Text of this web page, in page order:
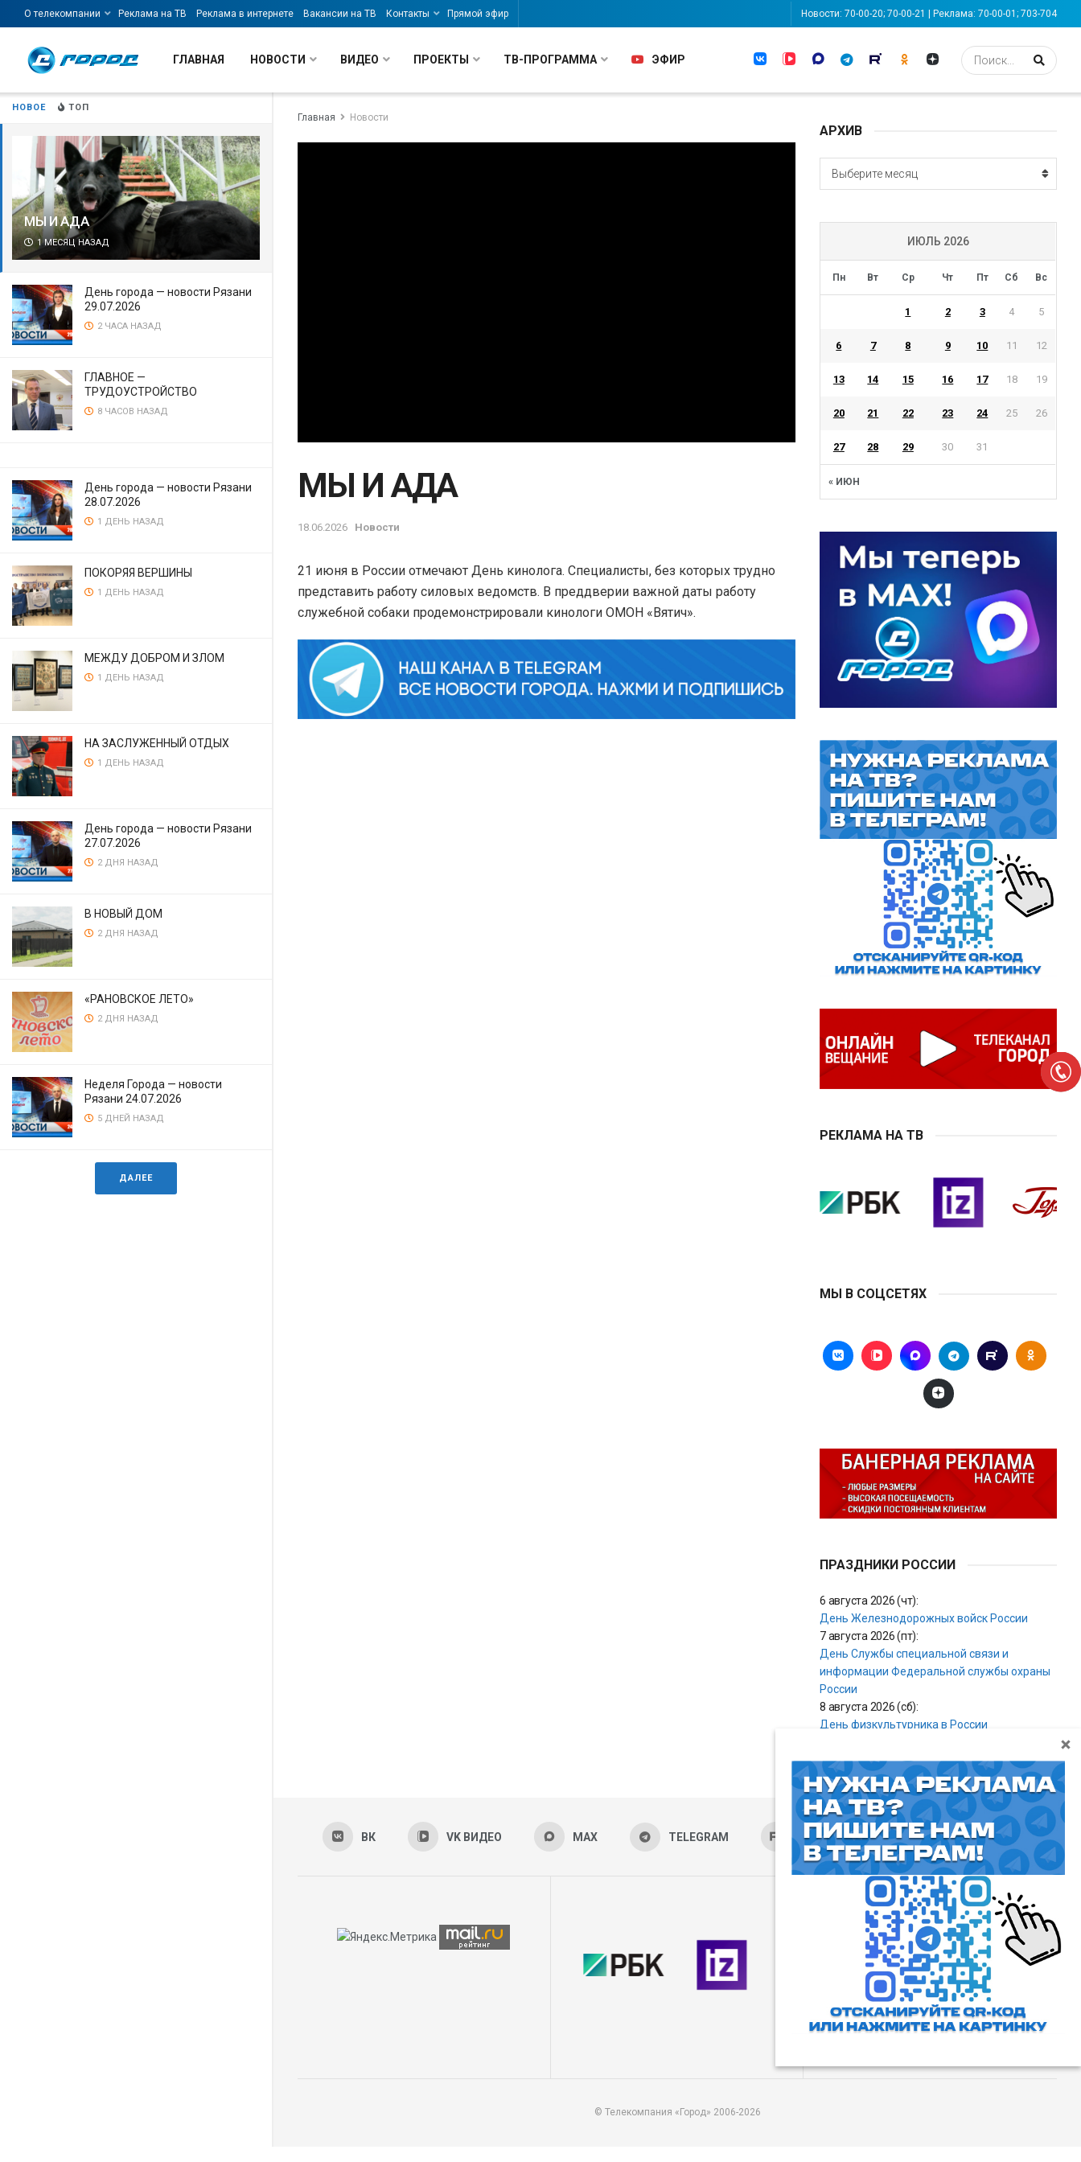
НОВОЕ ТОП
МЫ И АДА
1 МЕСЯЦ НАЗАД
День города — новости Рязани
29.07.2026
2 ЧАСА НАЗАД
ГЛАВНОЕ —
ТРУДОУСТРОЙСТВО
8 ЧАСОВ НАЗАД
День города — новости Рязани
28.07.2026
1 ДЕНЬ НАЗАД
ПОКОРЯЯ ВЕРШИНЫ
1 ДЕНЬ НАЗАД
МЕЖДУ ДОБРОМ И ЗЛОМ
1 ДЕНЬ НАЗАД
НА ЗАСЛУЖЕННЫЙ ОТДЫХ
1 ДЕНЬ НАЗАД
День города — новости Рязани
27.07.2026
2 ДНЯ НАЗАД
В НОВЫЙ ДОМ
2 ДНЯ НАЗАД
«РАНОВСКОЕ ЛЕТО»
2 ДНЯ НАЗАД
Неделя Города — новости
Рязани 24.07.2026
5 ДНЕЙ НАЗАД
ДАЛЕЕ
О телекомпании Реклама на ТВ Реклама в интернете Вакансии на ТВ Контакты Прямой эфир Новости: 70-00-20; 70-00-21 | Реклама: 70-00-01; 703-704
ГЛАВНАЯ НОВОСТИ ВИДЕО ПРОЕКТЫ ТВ-ПРОГРАММА ЭФИР
Главная Новости
МЫ И АДА
18.06.2026 Новости
21 июня в России отмечают День кинолога. Специалисты, без которых трудно
представить работу силовых ведомств. В преддверии важной даты работу
служебной собаки продемонстрировали кинологи ОМОН «Вятич».
АРХИВ
АРХИВ
Выберите месяц
ИЮЛЬ 2026
Пн Вт Ср Чт Пт Сб Вс
« ИЮН
1 2 3 4 5
6 7 8 9 10 11 12
13 14 15 16 17 18 19
20 21 22 23 24 25 26
27 28 29 30 31
РЕКЛАМА НА ТВ
МЫ В СОЦСЕТЯХ
ПРАЗДНИКИ РОССИИ
6 августа 2026 (чт):
День Железнодорожных войск России
7 августа 2026 (пт):
День Службы специальной связи и
информации Федеральной службы охраны
России
8 августа 2026 (сб):
День физкультурника в России
ВК VK ВИДЕО MAX TELEGRAM RUTUBE ОК ДЗЕН
Пользовательское соглашение
Все права защищены. Любое
использование материалов
допускается только с согласия
редакции, а также с ссылкой на
сайт.
© Телекомпания «Город» 2006-2026